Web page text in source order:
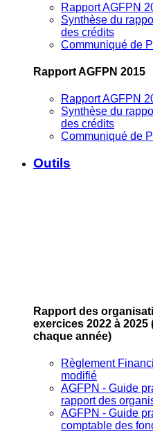
Rapport AGFPN
Synthèse du
des crédits
Communiqué de
Rapport AGFPN 2015
Rapport AGFPN
Synthèse du
des crédits
Communiqué de
Outils
Rapport des
exercices 2022 à 2025
chaque année)
Règlement
modifié
AGFPN ‐ Guide
rapport des
AGFPN ‐ Guide
comptable des